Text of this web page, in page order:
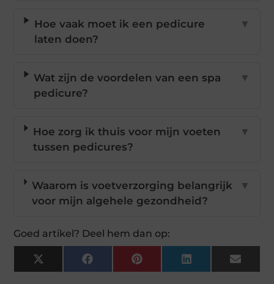
Hoe vaak moet ik een pedicure
laten doen?
▼
Wat zijn de voordelen van een spa
pedicure?
▼
Hoe zorg ik thuis voor mijn voeten
tussen pedicures?
▼
Waarom is voetverzorging belangrijk
voor mijn algehele gezondheid?
▼
Goed artikel? Deel hem dan op:
X
(Twitter)
FacebookPinterestLinkedInEmail